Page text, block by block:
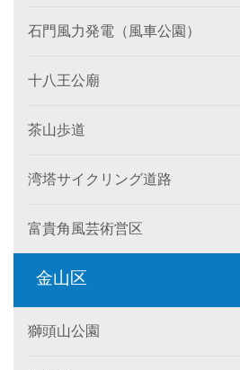
石門風力発電（風車公園）
十八王公廟
茶山歩道
湾塔サイクリング道路
富貴角風芸術営区
金山区
獅頭山公園